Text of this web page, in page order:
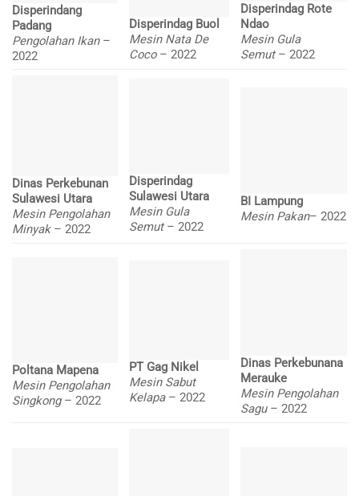
Disperindang
Padang
Pengolahan Ikan –
2022
Disperindag Buol
Mesin Nata De
Coco– 2022
Disperindag Rote
Ndao
Mesin Gula
Semut– 2022
Dinas Perkebunan
Sulawesi Utara
Mesin Pengolahan
Minyak– 2022
Disperindag
Sulawesi Utara
Mesin Gula
Semut– 2022
BI Lampung
Mesin Pakan– 2022
Poltana Mapena
Mesin Pengolahan
Singkong – 2022
PT Gag Nikel
Mesin Sabut
Kelapa – 2022
Dinas Perkebunana
Merauke
Mesin Pengolahan
Sagu – 2022